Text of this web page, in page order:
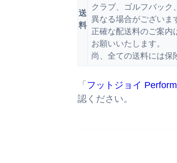
送
料
クラブ、ゴルフバック
異なる場合がございま
正確な配送料のご案内
お願いいたします。
尚、全ての送料には保
「 フットジョイ
認ください。